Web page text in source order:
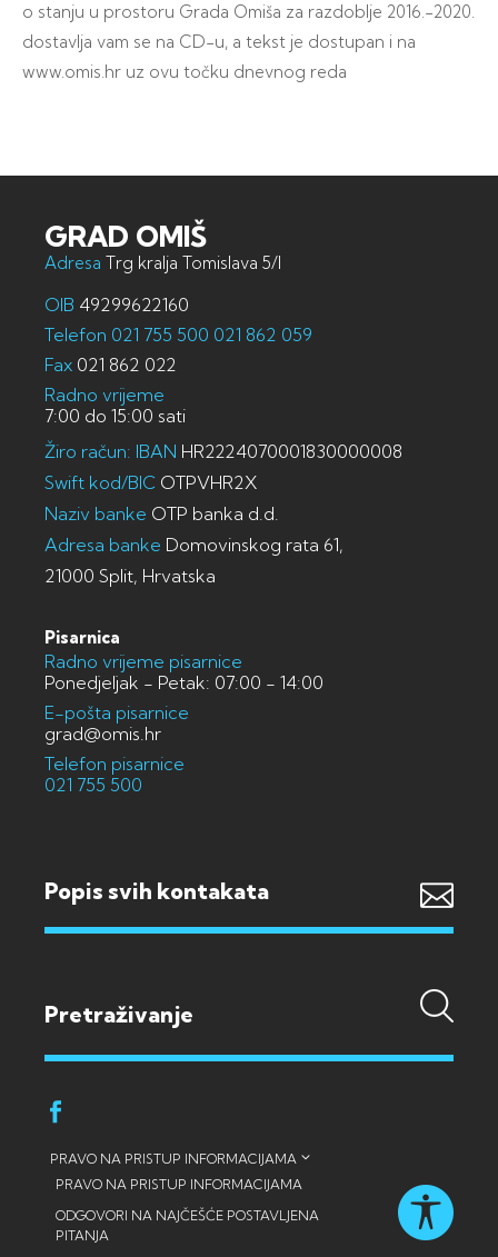
o stanju u prostoru Grada Omiša za razdoblje 2016.-2020.
dostavlja vam se na CD-u, a tekst je dostupan i na
www.omis.hr uz ovu točku dnevnog reda
GRAD OMIŠ
Adresa Trg kralja Tomislava 5/I
OIB 49299622160
Telefon 021 755 500 021 862 059
Fax 021 862 022
Radno vrijeme
7:00 do 15:00 sati
Žiro račun: IBAN HR2224070001830000008
Swift kod/BIC OTPVHR2X
Naziv banke OTP banka d.d.
Adresa banke Domovinskog rata 61,
21000 Split, Hrvatska
Pisarnica
Radno vrijeme pisarnice
Ponedjeljak - Petak: 07:00 - 14:00
E-pošta pisarnice
grad@omis.hr
Telefon pisarnice
021 755 500
Popis svih kontakata
PRAVO NA PRISTUP INFORMACIJAMA
PRAVO NA PRISTUP INFORMACIJAMA
ODGOVORI NA NAJČEŠĆE POSTAVLJENA
PITANJA